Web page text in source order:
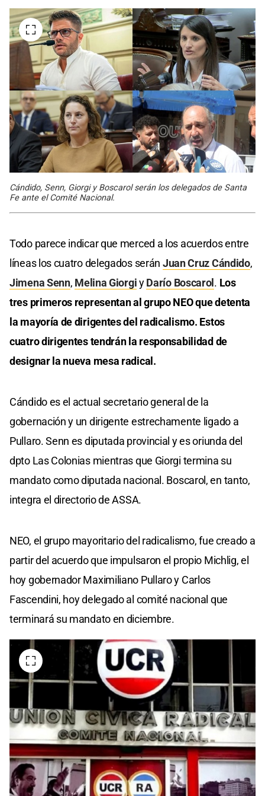
Cándido, Senn, Giorgi y Boscarol serán los delegados de Santa
Fe ante el Comité Nacional.
Todo parece indicar que merced a los acuerdos entre
líneas los cuatro delegados serán Juan Cruz Cándido,
Jimena Senn, Melina GiorgiyDarío Boscarol. Los
tres primeros representan al grupo NEO que detenta
la mayoría de dirigentes del radicalismo. Estos
cuatro dirigentes tendrán la responsabilidad de
designar la nueva mesa radical.
Cándido es el actual secretario general de la
gobernación y un dirigente estrechamente ligado a
Pullaro. Senn es diputada provincial y es oriunda del
dpto Las Colonias mientras que Giorgi termina su
mandato como diputada nacional. Boscarol, en tanto,
integra el directorio de ASSA.
NEO, el grupo mayoritario del radicalismo, fue creado a
partir del acuerdo que impulsaron el propio Michlig, el
hoy gobernador Maximiliano Pullaro y Carlos
Fascendini, hoy delegado al comité nacional que
terminará su mandato en diciembre.